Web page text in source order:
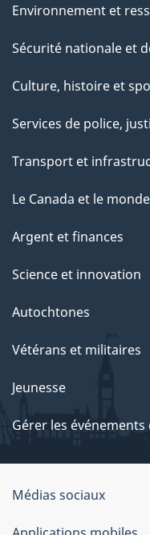
Environnement et
Sécurité nationale et
Culture, histoire et
Services de police,
Transport et
Le Canada et le monde
Argent et finances
Science et innovation
Autochtones
Vétérans et militaires
Jeunesse
Gérer les événements
Organisation
du
Médias sociaux